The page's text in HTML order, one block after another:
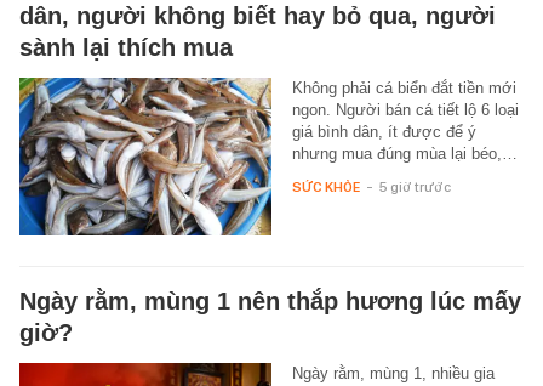
dân, người không biết hay bỏ qua, người
sành lại thích mua
Không phải cá biển đắt tiền mới
ngon. Người bán cá tiết lộ 6 loại
giá bình dân, ít được để ý
nhưng mua đúng mùa lại béo,…
SỨC KHỎE - 5 giờ trước
Ngày rằm, mùng 1 nên thắp hương lúc mấy
giờ?
Ngày rằm, mùng 1, nhiều gia